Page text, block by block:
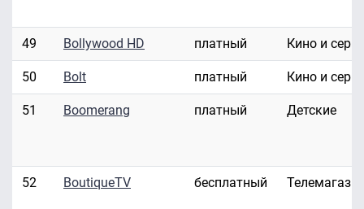
49 Bollywood HD платный Кино и
50 Bolt платный Кино и
51 Boomerang платный Детские
52 BoutiqueTV бесплатный